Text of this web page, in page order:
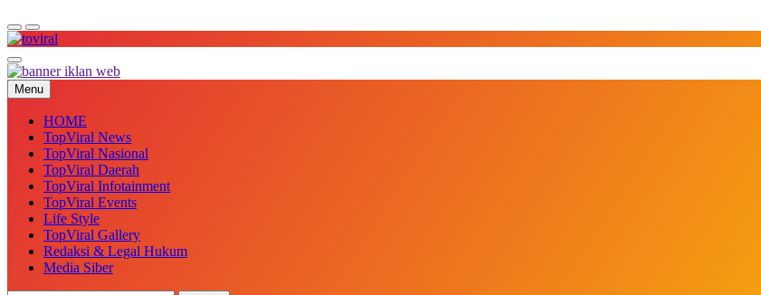
Top Viral
Menu
HOME
TopViral News
TopViral Nasional
TopViral Daerah
TopViral Infotainment
TopViral Events
Life Style
TopViral Gallery
Redaksi & Legal Hukum
Media Siber